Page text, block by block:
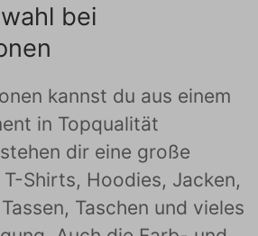
bei
kannst du aus einem
in Topqualität
dir eine große
Shirts, Hoodies, Jacken,
Taschen und vieles